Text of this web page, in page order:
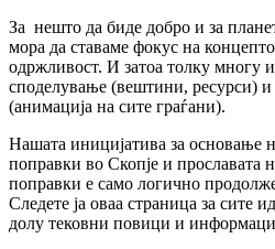
За нешто да биде добро и за
мора да ставаме фокус на
одржливост. И затоа толку многу
споделување (вештини, ресурси) и
(анимација на сите граѓани).
Нашата иницијатива за основање
поправки во Скопје и прославата
поправки е само логично
Следете ја оваа страница за сите
долу тековни повици и